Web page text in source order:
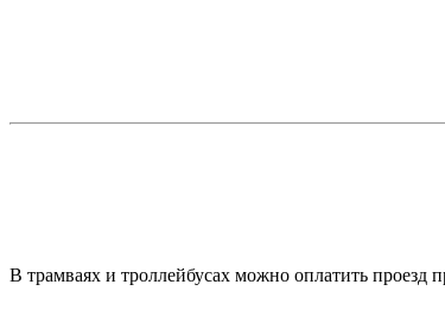
В трамваях и троллейбусах можно оплатить